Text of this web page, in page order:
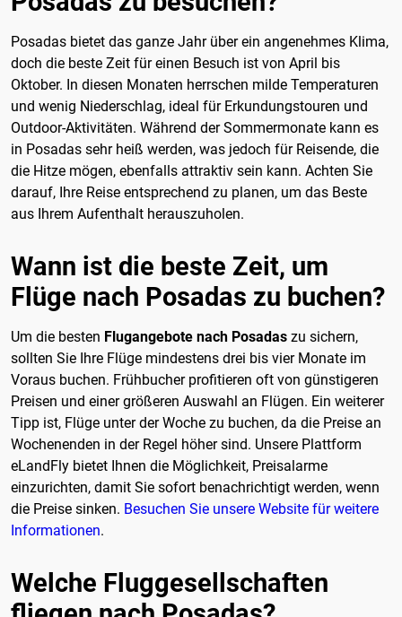
Posadas bietet das ganze Jahr über ein angenehmes Klima,
doch die beste Zeit für einen Besuch ist von April bis
Oktober. In diesen Monaten herrschen milde Temperaturen
und wenig Niederschlag, ideal für Erkundungstouren und
Outdoor-Aktivitäten. Während der Sommermonate kann es
in Posadas sehr heiß werden, was jedoch für Reisende, die
die Hitze mögen, ebenfalls attraktiv sein kann. Achten Sie
darauf, Ihre Reise entsprechend zu planen, um das Beste
aus Ihrem Aufenthalt herauszuholen.
Wann ist die beste Zeit, um
Flüge nach Posadas zu buchen?
Um die besten Flugangebote nach Posadas zu sichern,
sollten Sie Ihre Flüge mindestens drei bis vier Monate im
Voraus buchen. Frühbucher profitieren oft von günstigeren
Preisen und einer größeren Auswahl an Flügen. Ein weiterer
Tipp ist, Flüge unter der Woche zu buchen, da die Preise an
Wochenenden in der Regel höher sind. Unsere Plattform
eLandFly bietet Ihnen die Möglichkeit, Preisalarme
einzurichten, damit Sie sofort benachrichtigt werden, wenn
die Preise sinken. Besuchen Sie unsere Website für weitere
Informationen.
Welche Fluggesellschaften